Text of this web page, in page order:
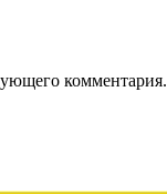
комментария.